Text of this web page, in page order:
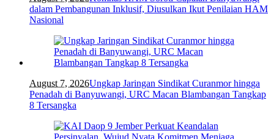
dalam Pembangunan Inklusif, Diusulkan Ikut Penilaian HAM
Nasional
August 7, 2026Ungkap Jaringan Sindikat Curanmor hingga
Penadah di Banyuwangi, URC Macan Blambangan Tangkap
8 Tersangka